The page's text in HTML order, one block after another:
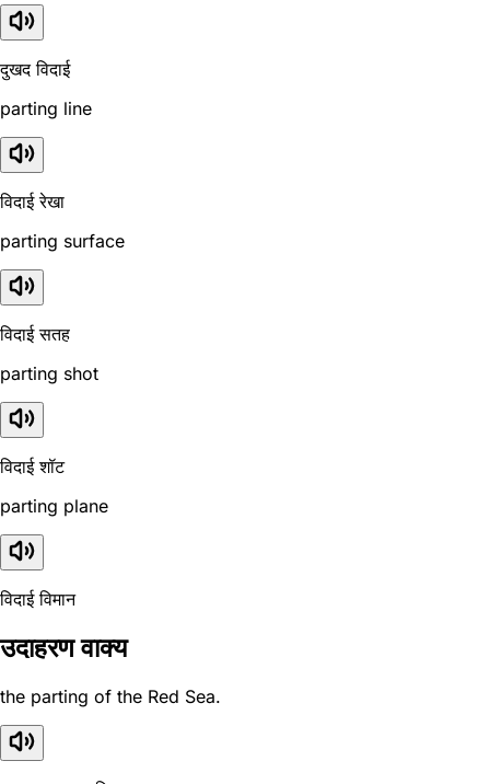
दुखद विदाई
parting line
विदाई रेखा
parting surface
विदाई सतह
parting shot
विदाई शॉट
parting plane
विदाई विमान
उदाहरण वाक्य
the parting of the Red Sea.